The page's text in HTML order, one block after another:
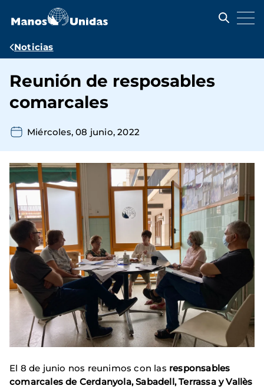
contenido
Ruta
navegación
Noticias
Reunión de resposables
comarcales
Miércoles, 08 junio, 2022
El 8 de junio nos reunimos con las responsables
comarcales de Cerdanyola, Sabadell, Terrassa y Vallès